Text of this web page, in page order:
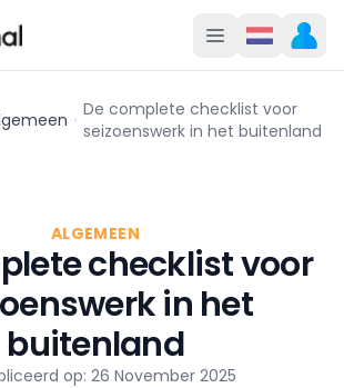
De complete checklist voor
seizoenswerk in het buitenland
ALGEMEEN
checklist voor
in het
buitenland
op: 26 November 2025